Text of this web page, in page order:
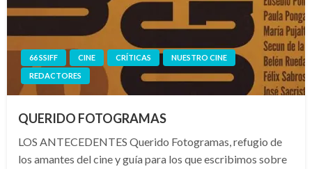
66 SSIFF CINE CRÍTICAS
NUESTRO CINE
REDACTORES
QUERIDO FOTOGRAMAS
LOS ANTECEDENTES Querido Fotogramas, refugio de
los amantes del cine y guía para los que escribimos sobre